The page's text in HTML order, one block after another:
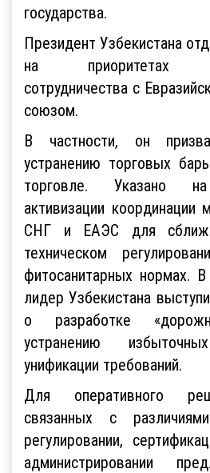
государства.
Президент Узбекистана
на приоритетах
сотрудничества с
союзом.
В частности, он
устранению торговых
торговле. Указано на
активизации координации
СНГ и ЕАЭС для
техническом
фитосанитарных нормах.
лидер Узбекистана
о разработке
устранению
унификации требований.
Для оперативного
связанных с
регулировании,
администрировании